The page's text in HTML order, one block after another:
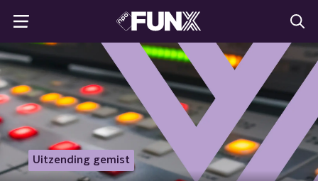
Uitzending gemist